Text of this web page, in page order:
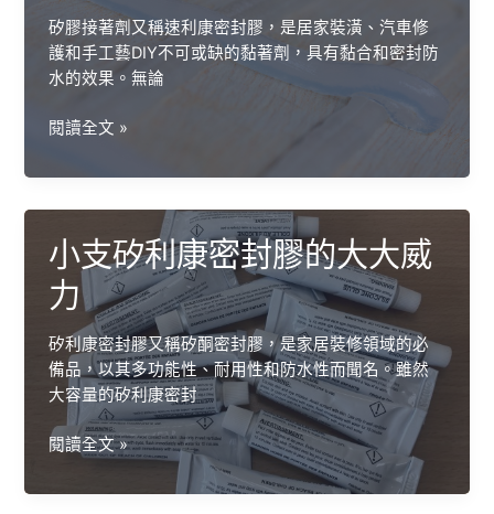
利
康：
有
差
何
選
擇？
矽膠接著劑又稱速利康密封膠，是居家裝潢、汽車修
護和手工藝DIY不可或缺的黏著劑，具有黏合和密封防
水的效果。無論
小
裝
接
著
劑
優
勢
與
儲
存
閱讀全文 »
小支矽利康密封膠的大大威
力
矽利康密封膠又稱矽酮密封膠，是家居裝修領域的必
備品，以其多功能性、耐用性和防水性而聞名。雖然
大容量的矽利康密封
小
矽
閱讀全文 »